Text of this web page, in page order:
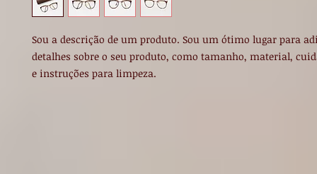
Sou a descrição de um produto. Sou um ótimo lugar para
detalhes sobre o seu produto, como tamanho, material,
e instruções para limpeza.